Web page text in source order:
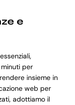
e
per
insieme in
web per
adottiamo il